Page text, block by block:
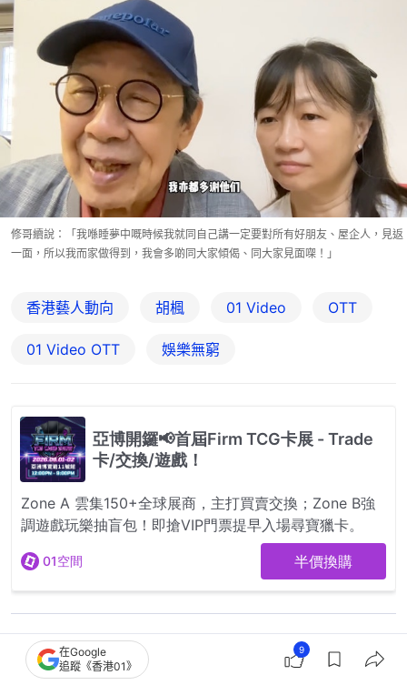
修哥續說：「我喺睡夢中嘅時候我就同自己講一定要對所有好朋友、屋企人，見返
一面，所以我而家做得到，我會多啲同大家傾偈、同大家見面㗎！」
香港藝人動向 胡楓 01 Video OTT
01‌ ‌Video‌ ‌OTT 娛樂無窮
104 1
在Google
追蹤《香港01》
9